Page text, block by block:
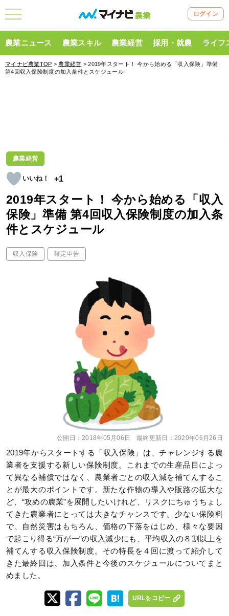
ログイン
農業ニュース 農業スキル 農業経営 採用・就農 ライフ
マイナビ農業TOP > 農業経営 > 2019年スタート！ 今から始める「収入保険」準備
第4回収入保険制度の加入条件とスケジュール
農業経営
+1
2019年スタート！ 今から始める「収入
保険」準備 第4回収入保険制度の加入条
件とスケジュール
収入保険 確定申告
公開日：2018年05月06日 最終更新日： 2020年06月26日
2019年からスタートする「収入保険」は、チャレンジする農
業者を支援する新しい保険制度。これまでの生産品目によっ
て異なる補償ではなく、農業者ごとの収入減を補てんするこ
とが最大のポイントです。新たな作物の導入や販路の拡大な
ど、“攻めの農業”を展開したいけれど、リスクにちゅうちょし
てきた農業者にとっては大きなチャンスです。少ない保険料
で、自然災害はもちろん、価格の下落をはじめ、様々な要因
で起こり得る“万が一”の収入減少にも、平均収入の８割以上を
補てんする収入保険制度。その特長を４回に渡って紹介して
きた最終回は、加入条件と今後のスケジュールについてまと
めました。
URLをコピー